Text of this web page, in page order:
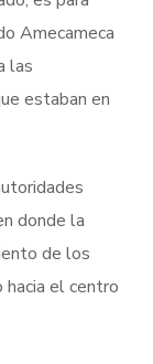
Amecameca
las
estaban en
donde la
de los
el centro